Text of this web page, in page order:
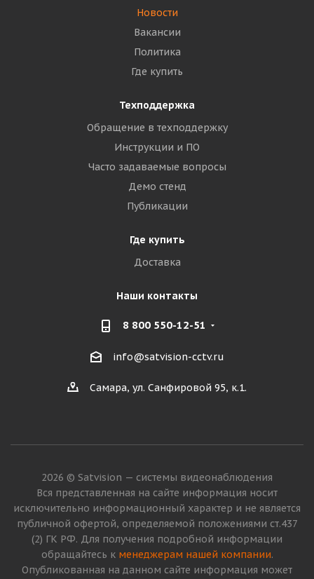
Новости
Вакансии
Политика
Где купить
Техподдержка
Обращение в техподдержку
Инструкции и ПО
Часто задаваемые вопросы
Демо стенд
Публикации
Где купить
Доставка
Наши контакты
8 800 550-12-51
info@satvision-cctv.ru
Самара, ул. Санфировой 95, к.1.
2026 © Satvision — системы видеонаблюдения
Вся представленная на сайте информация носит
исключительно информационный характер и не является
публичной офертой, определяемой положениями ст.437
(2) ГК РФ. Для получения подробной информации
обращайтесь к менеджерам нашей компании.
Опубликованная на данном сайте информация может